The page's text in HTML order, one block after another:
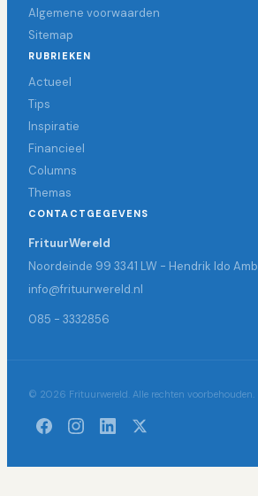
Algemene voorwaarden
Sitemap
RUBRIEKEN
Actueel
Tips
Inspiratie
Financieel
Columns
Themas
CONTACTGEGEVENS
FrituurWereld
Noordeinde 99 3341 LW - Hendrik Ido
info@frituurwereld.nl
085 - 3332856
© 2026 Frituurwereld. Alle rechten voorbehouden.